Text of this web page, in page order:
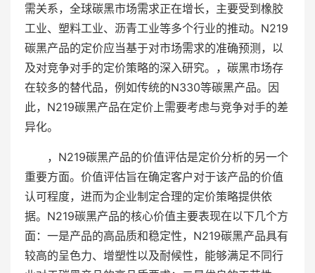
需关系，全球碳黑市场需求正在增长，主要受到橡胶
工业、塑料工业、沥青工业等多个行业的推动。N219
碳黑产品的定价应当基于对市场需求的准确预测，以
及对竞争对手的定价策略的深入研究。，碳黑市场存
在较多的替代品，例如传统的N330等碳黑产品。因
此，N219碳黑产品在定价上需要考虑与竞争对手的差
异化。
，N219碳黑产品的价值评估是定价分析的另一个
重要方面。价值评估旨在确定客户对于该产品的价值
认可程度，进而为企业制定合理的定价策略提供依
据。N219碳黑产品的核心价值主要表现在以下几个方
面：一是产品的高品质和稳定性，N219碳黑产品具有
较高的呈色力、增塑性以及耐候性，能够满足不同行